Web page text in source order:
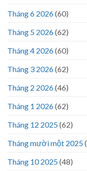
Tháng 6 2026(60)
Tháng 5 2026(62)
Tháng 4 2026(60)
Tháng 3 2026(62)
Tháng 2 2026(46)
Tháng 1 2026(62)
Tháng 12 2025(62)
Tháng mười một 2025
Tháng 10 2025(48)